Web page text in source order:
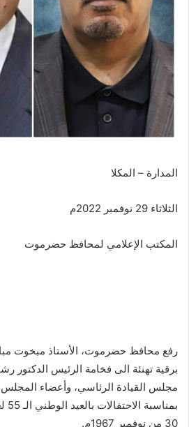
المدارة – المكلا
الثلاثاء 29 نوفمبر 2022م
المكتب الإعلامي لمحافظ حضرموت
رفع محافظ حضرموت، الأستاذ مبخوت
برقية تهنئة الى فخامة الرئيس الدكتور
مجلس القيادة الرئاسي، وأعضاء المجلس،
30 من نوفمبر 1967م.